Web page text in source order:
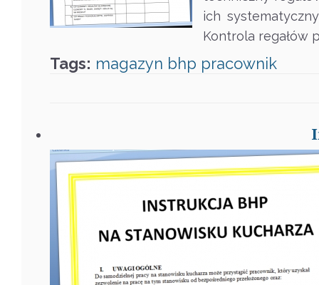
ich
Kontrola regałów
Tags: magazyn bhp pracownik